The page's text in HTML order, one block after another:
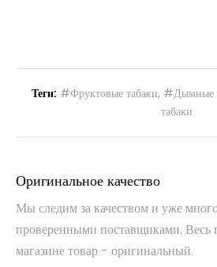
Теги: #Фруктовые табаки, #Дымные
табаки
Оригинальное качество
Мы следим за качеством и уже
проверенными поставщиками. Весь
магазине товар - оригинальный.